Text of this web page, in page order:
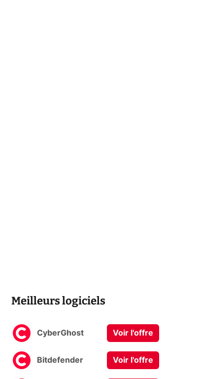
Meilleurs logiciels
CyberGhost Voir l'offre
Bitdefender Voir l'offre